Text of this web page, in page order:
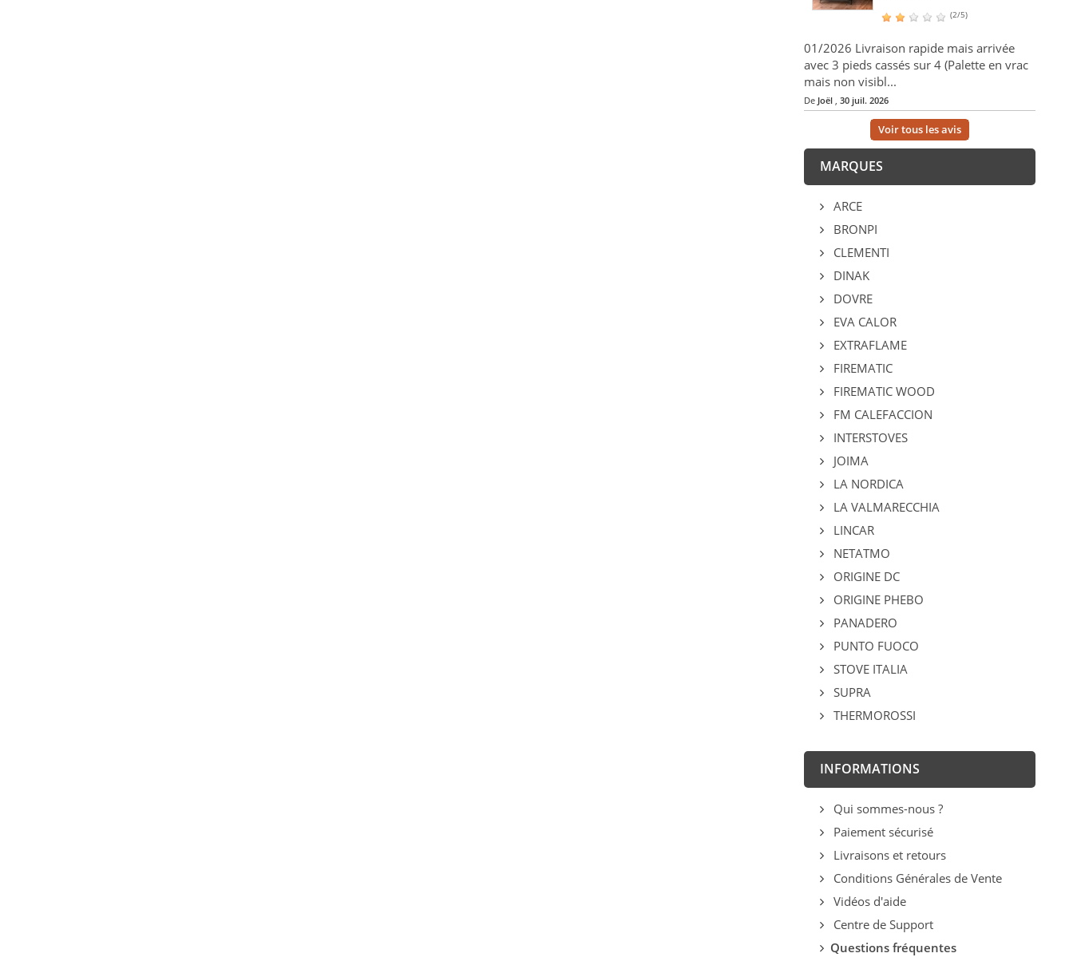
(2/5)
01/2026 Livraison rapide mais arrivée
avec 3 pieds cassés sur 4 (Palette en vrac
mais non visibl...
De Joël, 30 juil. 2026
Voir tous les avis
MARQUES
ARCE
BRONPI
CLEMENTI
DINAK
DOVRE
EVA CALOR
EXTRAFLAME
FIREMATIC
FIREMATIC WOOD
FM CALEFACCION
INTERSTOVES
JOIMA
LA NORDICA
LA VALMARECCHIA
LINCAR
NETATMO
ORIGINE DC
ORIGINE PHEBO
PANADERO
PUNTO FUOCO
STOVE ITALIA
SUPRA
THERMOROSSI
INFORMATIONS
Qui sommes-nous ?
Paiement sécurisé
Livraisons et retours
Conditions Générales de Vente
Vidéos d'aide
Centre de Support
Questions fréquentes